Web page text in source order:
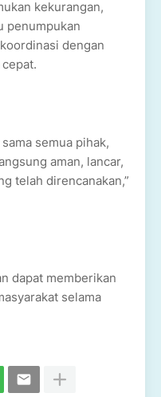
kekurangan,
penumpukan
dengan
semua pihak,
aman, lancar,
telah direncanakan,”
dapat memberikan
selama